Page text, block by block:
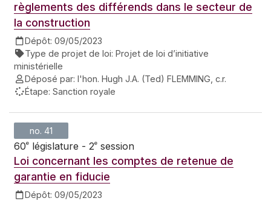
règlements des différends dans le secteur de
la construction
Dépôt: 09/05/2023
Type de projet de loi: Projet de loi d’initiative
ministérielle
Déposé par: l'hon. Hugh J.A. (Ted) FLEMMING, c.r.
Étape: Sanction royale
no. 41
60e législature - 2e session
Loi concernant les comptes de retenue de
garantie en fiducie
Dépôt: 09/05/2023